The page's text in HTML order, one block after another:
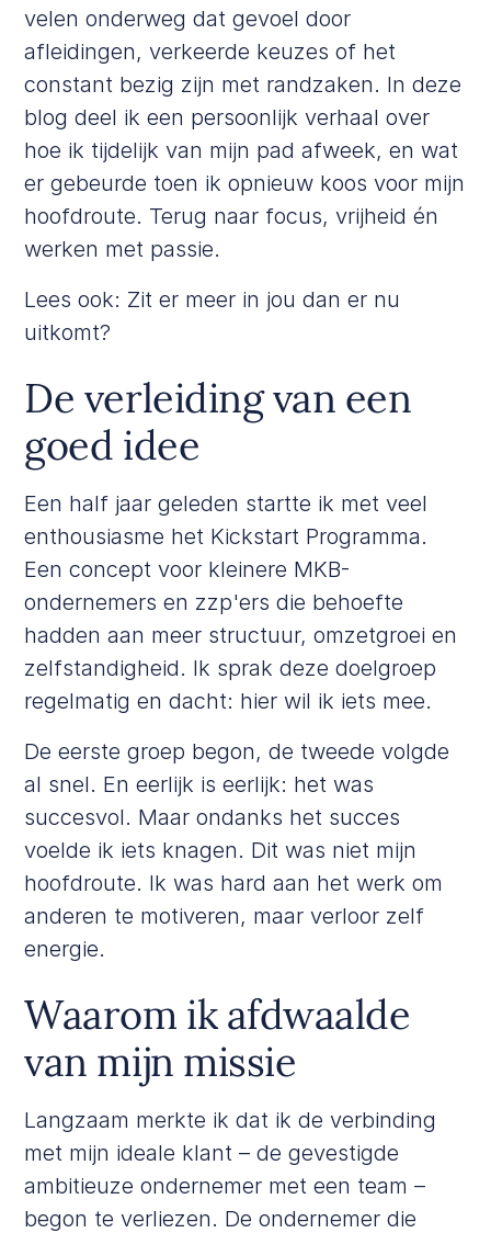
velen onderweg dat gevoel door
afleidingen, verkeerde keuzes of het
constant bezig zijn met randzaken. In deze
blog deel ik een persoonlijk verhaal over
hoe ik tijdelijk van mijn pad afweek, en wat
er gebeurde toen ik opnieuw koos voor mijn
hoofdroute. Terug naar focus, vrijheid én
werken met passie.
Lees ook: Zit er meer in jou dan er nu
uitkomt?
De verleiding van een
goed idee
Een half jaar geleden startte ik met veel
enthousiasme het Kickstart Programma.
Een concept voor kleinere MKB-
ondernemers en zzp'ers die behoefte
hadden aan meer structuur, omzetgroei en
zelfstandigheid. Ik sprak deze doelgroep
regelmatig en dacht: hier wil ik iets mee.
De eerste groep begon, de tweede volgde
al snel. En eerlijk is eerlijk: het was
succesvol. Maar ondanks het succes
voelde ik iets knagen. Dit was niet mijn
hoofdroute. Ik was hard aan het werk om
anderen te motiveren, maar verloor zelf
energie.
Waarom ik afdwaalde
van mijn missie
Langzaam merkte ik dat ik de verbinding
met mijn ideale klant – de gevestigde
ambitieuze ondernemer met een team –
begon te verliezen. De ondernemer die